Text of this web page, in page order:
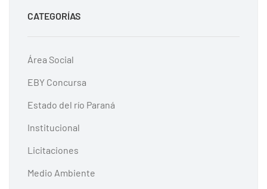
CATEGORÍAS
Área Social
EBY Concursa
Estado del río Paraná
Institucional
Licitaciones
Medio Ambiente